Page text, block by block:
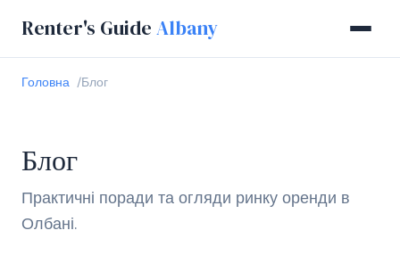
Renter's Guide Albany
Головна Блог
Блог
Практичні поради та огляди ринку оренди в
Олбані.